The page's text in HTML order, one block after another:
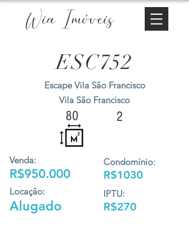
Wia Imóveis
ESC752
Escape Vila São Francisco
Vila São Francisco
80
Venda:
R$950.000
Locação:
Alugado
2
Condomínio:
R$1030
IPTU:
R$270